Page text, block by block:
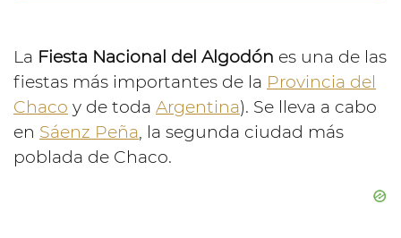
La Fiesta Nacional del Algodón es una de las
fiestas más importantes de la Provincia del
Chaco y de toda Argentina). Se lleva a cabo
en Sáenz Peña, la segunda ciudad más
poblada de Chaco.